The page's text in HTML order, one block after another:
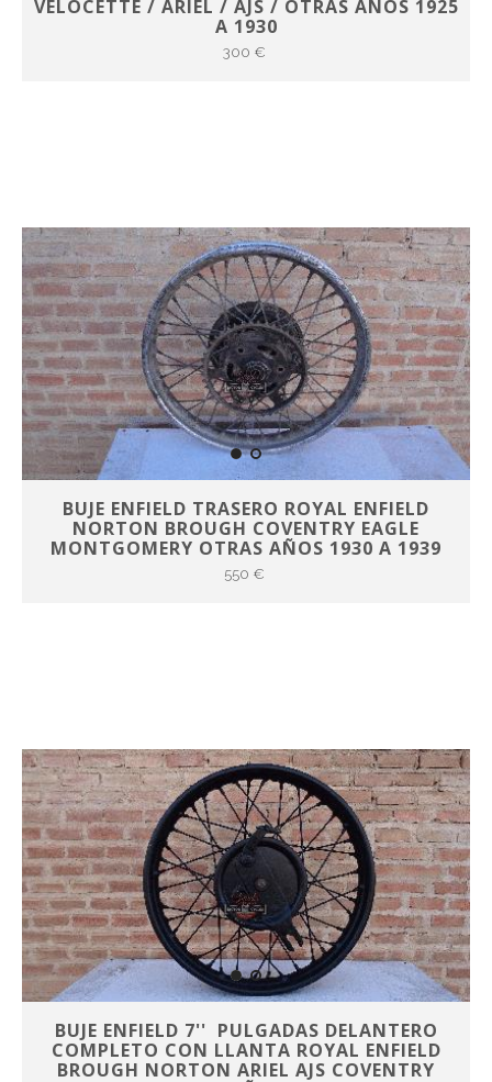
VELOCETTE / ARIEL / AJS / OTRAS AÑOS 1925
A 1930
300 €
BUJE ENFIELD TRASERO ROYAL ENFIELD
NORTON BROUGH COVENTRY EAGLE
MONTGOMERY OTRAS AÑOS 1930 A 1939
550 €
BUJE ENFIELD 7'' PULGADAS DELANTERO
COMPLETO CON LLANTA ROYAL ENFIELD
BROUGH NORTON ARIEL AJS COVENTRY